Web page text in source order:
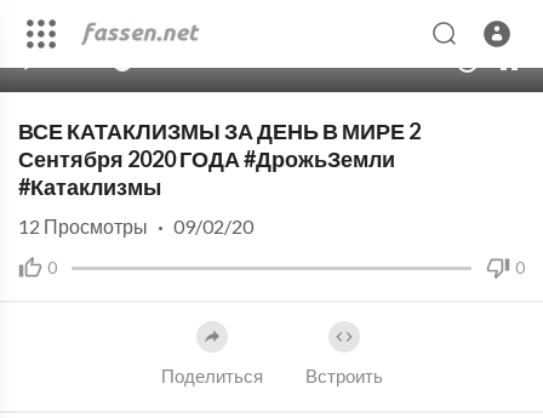
ВСЕ КАТАКЛИЗМЫ ЗА ДЕНЬ В МИРЕ 2
Сентября 2020 ГОДА #ДрожьЗемли
#Катаклизмы
0 0
12 Просмотры · 09/02/20
Поделиться Встроить